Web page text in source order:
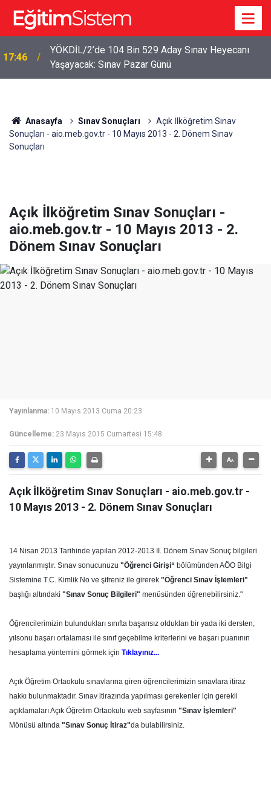
17:46
YÖKDİL/2’de 104 Bin 529 Aday Sınav Heyecanı
Yaşayacak: Sınav Pazar Günü
Anasayfa Sınav Sonuçları
Açık İlköğretim Sınav
Sonuçları - aio.meb.gov.tr - 10 Mayıs 2013 - 2. Dönem Sınav
Sonuçları
Açık İlköğretim Sınav Sonuçları -
aio.meb.gov.tr - 10 Mayıs 2013 - 2.
Dönem Sınav Sonuçları
Yayınlanma: 10 Mayıs 2013 Cuma 20:23
Güncelleme: 23 Mayıs 2015 Cumartesi 15:48
Açık İlköğretim Sınav Sonuçları - aio.meb.gov.tr -
10 Mayıs 2013 - 2. Dönem Sınav Sonuçları
14 Nisan 2013 Tarihinde yapılan 2012-2013 II. Dönem Sınav Sonuç bilgileri
yayınlanmıştır. Sınav sonucunuzu "Öğrenci Girişi“ bölümünden AÖO Bilgi
Sistemine T.C. Kimlik No ve şifreniz ile girerek "Öğrenci Sınav İşlemleri"
başlığı altındaki "Sınav Sonuç Bilgileri" menüsünden öğrenebilirsiniz."
Öğrencilerimizin bulundukları sınıfta başarısız oldukları bir yada iki dersten,
yılsonu başarı ortalaması ile sınıf geçebilme kriterlerini ve başarı puanının
hesaplama yöntemini görmek için Tıklayınız...
Açık Öğretim Ortaokulu sınavlarına giren öğrencilerimizin sınavlara itiraz
hakkı bulunmaktadır. Sınav itirazında yapılması gerekenler için gerekli
açıklamalarıAçık Öğretim Ortaokulu web sayfasının "Sınav İşlemleri"
Mönüsü altında "Sınav Sonuç İtiraz"da bulabilirsiniz.